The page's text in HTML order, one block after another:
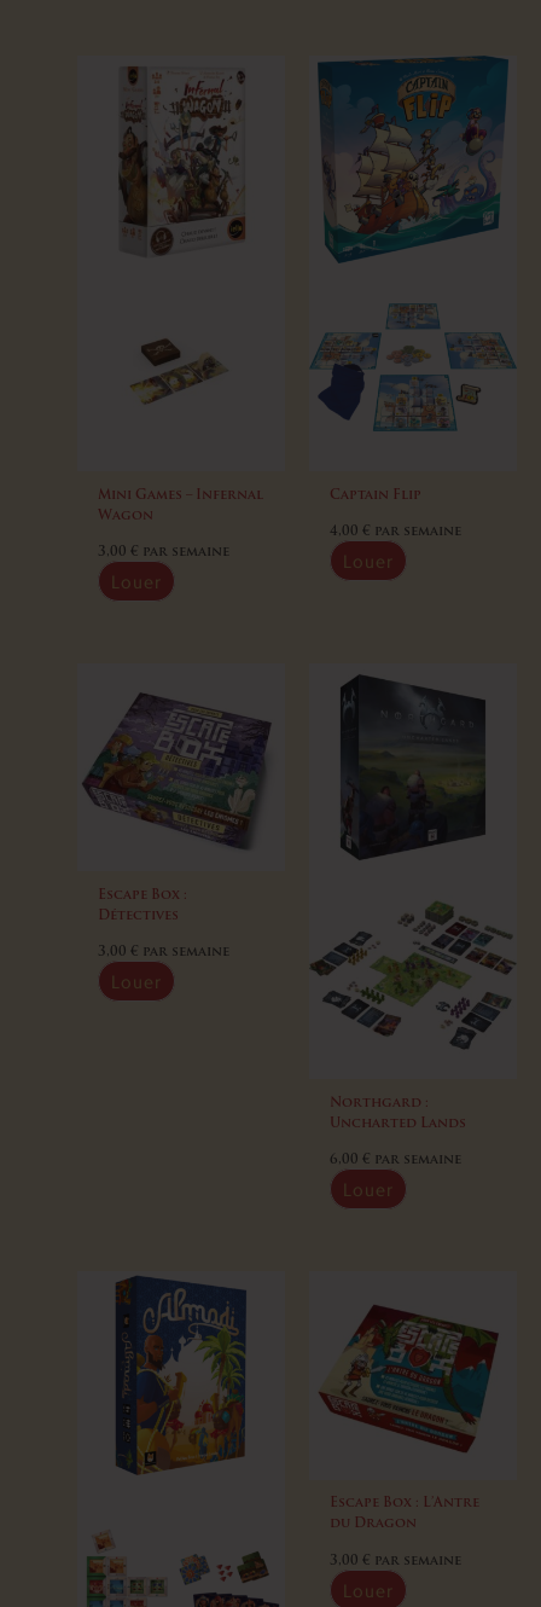
Mini Games – Infernal
Wagon
3,00 € par semaine
Louer
Captain Flip
4,00 € par semaine
Louer
Escape Box :
Détectives
3,00 € par semaine
Louer
Northgard :
Uncharted Lands
6,00 € par semaine
Louer
Escape Box : L’Antre
du Dragon
3,00 € par semaine
Louer